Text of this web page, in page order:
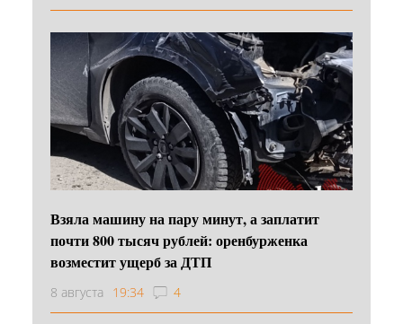
Взяла машину на пару минут, а заплатит
почти 800 тысяч рублей: оренбурженка
возместит ущерб за ДТП
8 августа 19:34 4